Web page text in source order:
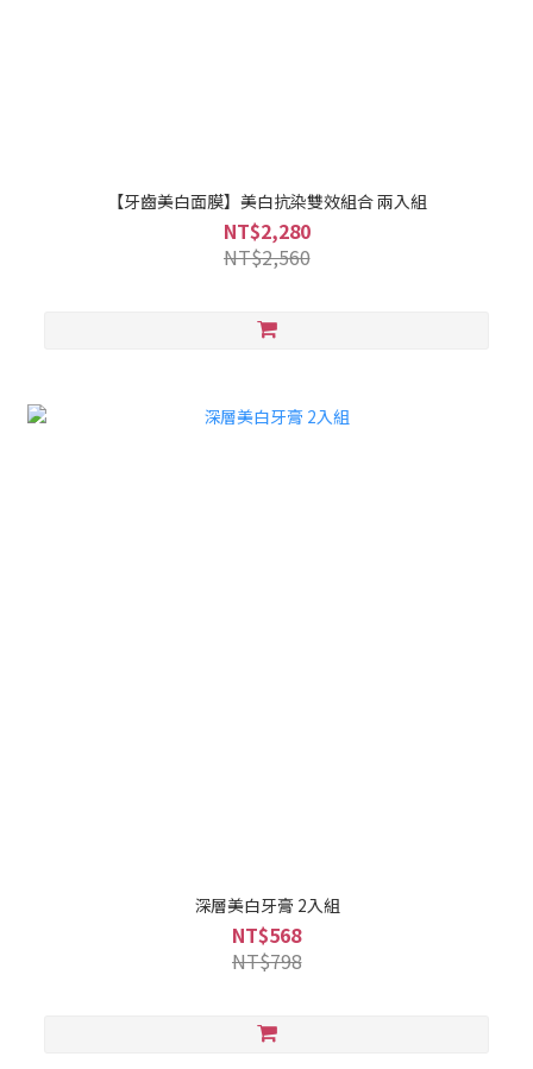
【牙齒美白面膜】美白抗染雙效組合 兩入組
NT$2,280
NT$2,560
深層美白牙膏 2入組
NT$568
NT$798